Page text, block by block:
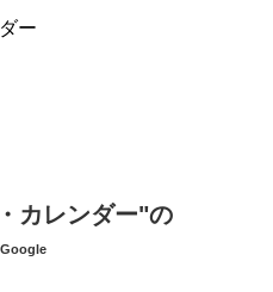
ー
カレンダー"の